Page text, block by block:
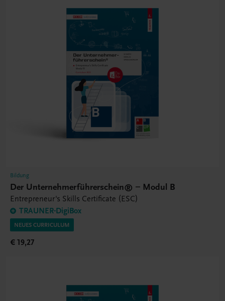
Bildung
Der Unternehmerführerschein® – Modul B
Entrepreneur's Skills Certificate (ESC)
TRAUNER-DigiBox
NEUES CURRICULUM
€ 19,27